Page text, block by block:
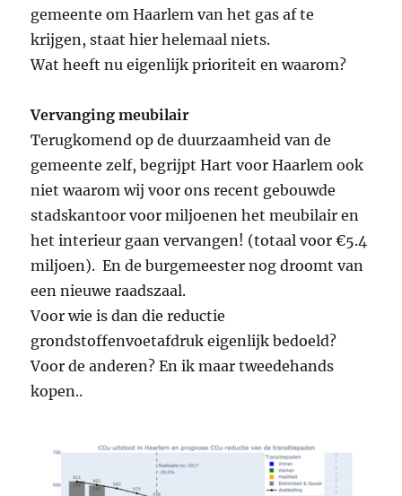
gemeente om Haarlem van het gas af te
krijgen, staat hier helemaal niets.
Wat heeft nu eigenlijk prioriteit en waarom?
Vervanging meubilair
Terugkomend op de duurzaamheid van de
gemeente zelf, begrijpt Hart voor Haarlem ook
niet waarom wij voor ons recent gebouwde
stadskantoor voor miljoenen het meubilair en
het interieur gaan vervangen! (totaal voor €5.4
miljoen). En de burgemeester nog droomt van
een nieuwe raadszaal.
Voor wie is dan die reductie
grondstoffenvoetafdruk eigenlijk bedoeld?
Voor de anderen? En ik maar tweedehands
kopen..